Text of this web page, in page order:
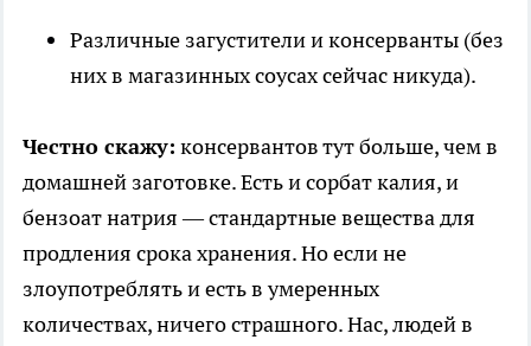
Различные загустители и консерванты (без
них в магазинных соусах сейчас никуда).
Честно скажу: консервантов тут больше, чем в
домашней заготовке. Есть и сорбат калия, и
бензоат натрия — стандартные вещества для
продления срока хранения. Но если не
злоупотреблять и есть в умеренных
количествах, ничего страшного. Нас, людей в